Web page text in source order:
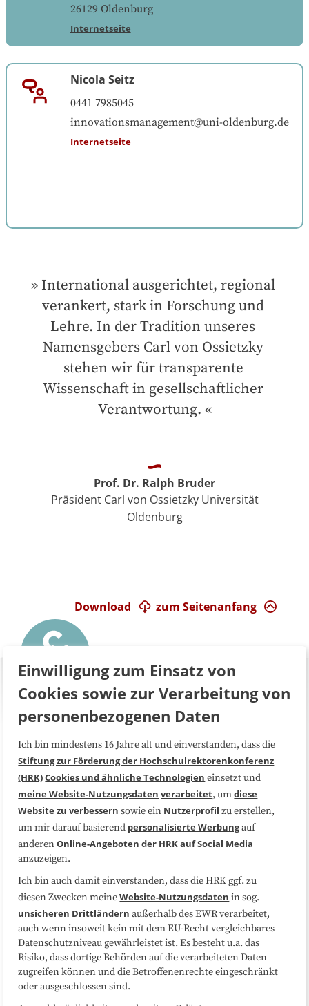
26129 Oldenburg
Internetseite
Nicola Seitz
0441 7985045
innovationsmanagement@uni-oldenburg.de
Internetseite
International ausgerichtet, regional
verankert, stark in Forschung und
Lehre. In der Tradition unseres
Namensgebers Carl von Ossietzky
stehen wir für transparente
Wissenschaft in gesellschaftlicher
Verantwortung.
Prof. Dr. Ralph Bruder
Präsident Carl von Ossietzky Universität
Oldenburg
zum Seitenanfang
Download
Über uns FAQ
Medienarbeit Kooperationen
Datenschutzerklärung Impressum
Sitemap
Folgen Sie uns
Einwilligung zum Einsatz von
Cookies sowie zur Verarbeitung von
personenbezogenen Daten
Ich bin mindestens 16 Jahre alt und einverstanden, dass die
Stiftung zur Förderung der Hochschulrektorenkonferenz
(HRK)Cookies und ähnliche Technologien einsetzt und
meine Website-Nutzungsdaten verarbeitet, umdiese
Website zu verbessern sowie ein Nutzerprofil zu erstellen,
um mir darauf basierend personalisierte Werbungauf
anderenOnline-Angeboten der HRK auf Social Media
anzuzeigen.
Ich bin auch damit einverstanden, dass die HRK ggf. zu
diesen Zwecken meineWebsite-Nutzungsdaten in sog.
unsicheren Drittländern außerhalb des EWR verarbeitet,
auch wenn insoweit kein mit dem EU-Recht vergleichbares
Datenschutzniveau gewährleistet ist. Es besteht u.a. das
Risiko, dass dortige Behörden auf die verarbeiteten Daten
zugreifen können und die Betroffenenrechte eingeschränkt
oder ausgeschlossen sind.